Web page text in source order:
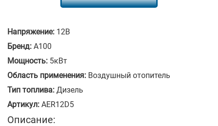
Напряжение: 12В
Бренд: A100
Мощность: 5кВт
Область применения: Воздушный отопитель
Тип топлива: Дизель
Артикул: AER12D5
Описание: